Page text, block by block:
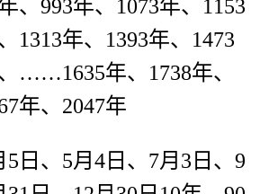
、993年、1073年、1153
1313年、1393年、1473
……1635年、1738年、
年、2047年
5日、5月4日、7月3日、9